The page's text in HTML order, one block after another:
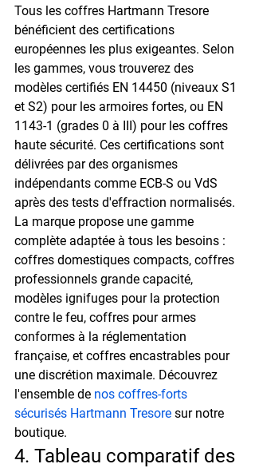
Tous les coffres Hartmann Tresore
bénéficient des certifications
européennes les plus exigeantes. Selon
les gammes, vous trouverez des
modèles certifiés EN 14450 (niveaux S1
et S2) pour les armoires fortes, ou EN
1143-1 (grades 0 à III) pour les coffres
haute sécurité. Ces certifications sont
délivrées par des organismes
indépendants comme ECB-S ou VdS
après des tests d'effraction normalisés.
La marque propose une gamme
complète adaptée à tous les besoins :
coffres domestiques compacts, coffres
professionnels grande capacité,
modèles ignifuges pour la protection
contre le feu, coffres pour armes
conformes à la réglementation
française, et coffres encastrables pour
une discrétion maximale. Découvrez
l'ensemble de nos coffres-forts
sécurisés Hartmann Tresore sur notre
boutique.
4. Tableau comparatif des